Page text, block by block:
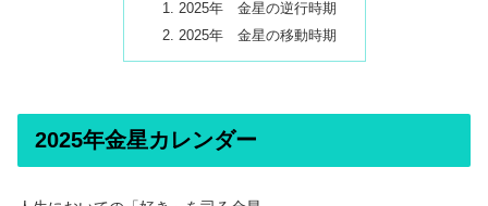
2025年 金星の逆行時期
2025年 金星の移動時期
2025年金星カレンダー